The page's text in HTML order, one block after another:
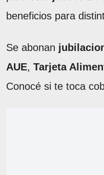
beneficios para
Se abonan
AUE, Tarjeta
Conocé si te toca